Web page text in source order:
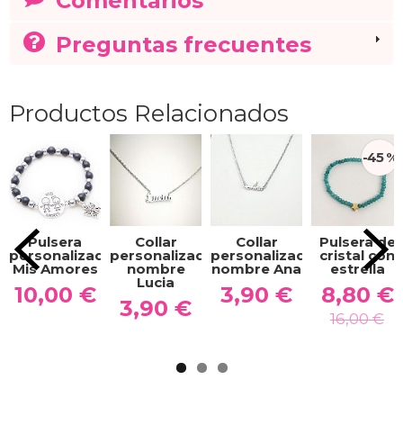
Preguntas frecuentes
Productos Relacionados
Pulsera
personalizada
Mis Amores
10,00 €
Collar
personalizado
nombre
Lucia
3,90 €
Collar
personalizado
nombre Ana
3,90 €
-45 %
Pulsera de
cristal con
estrella
8,80 €
16,00 €